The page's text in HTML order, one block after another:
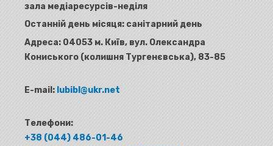
зала медіаресурсів-неділя
Останній день місяця: санітарний день
Адреса: 04053 м. Київ, вул. Олександра
Кониського (колишня Тургенєвська), 83-85
E-mail: lubibl@ukr.net
Телефони:
+38 (044) 486-01-46